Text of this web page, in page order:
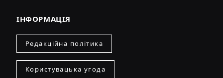
ІНФОРМАЦІЯ
Редакційна політика
Користувацька угода